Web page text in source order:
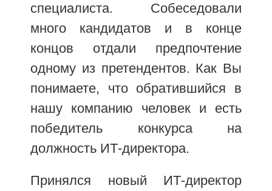
специалиста. Собеседовали
много кандидатов и в конце
концов отдали предпочтение
одному из претендентов. Как Вы
понимаете, что обратившийся в
нашу компанию человек и есть
победитель конкурса на
должность ИТ-директора.
Принялся новый ИТ-директор